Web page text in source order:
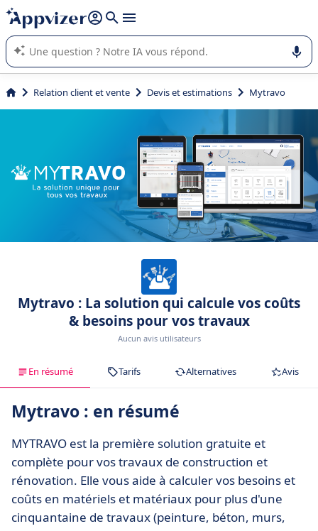
répondre (plusieurs lignes avec
L'IA de Appvizer vous guide dans l'utilisation ou la sélection de
logiciel SaaS en entreprise.
Relation client et vente Devis et estimations Mytravo
Mytravo : La solution qui calcule vos coûts
& besoins pour vos travaux
Aucun avis utilisateurs
En résumé Tarifs Alternatives Avis
Mytravo : en résumé
MYTRAVO est la première solution gratuite et
complète pour vos travaux de construction et
rénovation. Elle vous aide à calculer vos besoins et
coûts en matériels et matériaux pour plus d'une
cinquantaine de travaux (peinture, béton, murs,